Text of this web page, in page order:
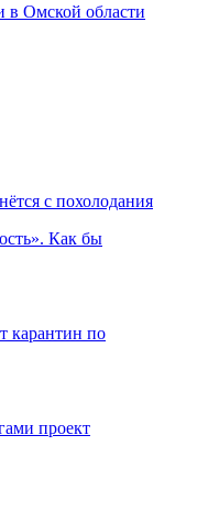
в Омской области
с похолодания
Как бы
карантин по
проект